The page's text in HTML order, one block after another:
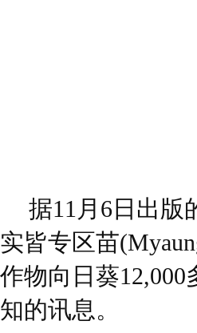
据11月6日出版
实皆专区苗
作物向日葵
知的讯息。